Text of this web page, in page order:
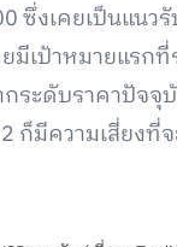
ซึ่งเคยเป็นแน
เป้าหมายแรก
กระดับราคาปัจจุ
ก็มีความเสี่ยงที่